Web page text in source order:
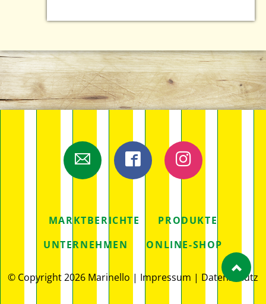
NAVIGATION
MARKTBERICHTE
PRODUKTE
UNTERNEHMEN
ONLINE-SHOP
© Copyright 2026 Marinello | Impressum | Datenschutz